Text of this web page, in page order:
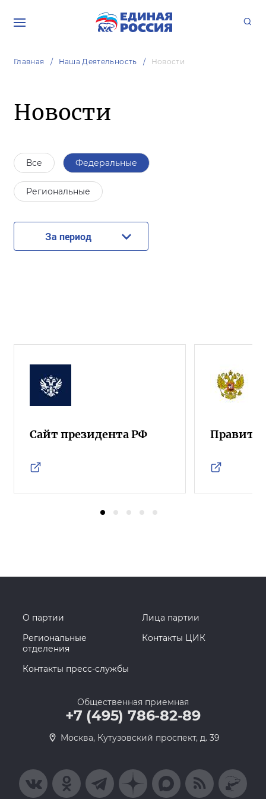
Главная Наша Деятельность Новости
Новости
Все Федеральные
Региональные
За период
Сайт президента РФ
О партии
Лица партии
Региональные
отделения
Контакты ЦИК
Контакты пресс-службы
Общественная приемная
+7 (495) 786-82-89
Москва, Кутузовский проспект, д. 39